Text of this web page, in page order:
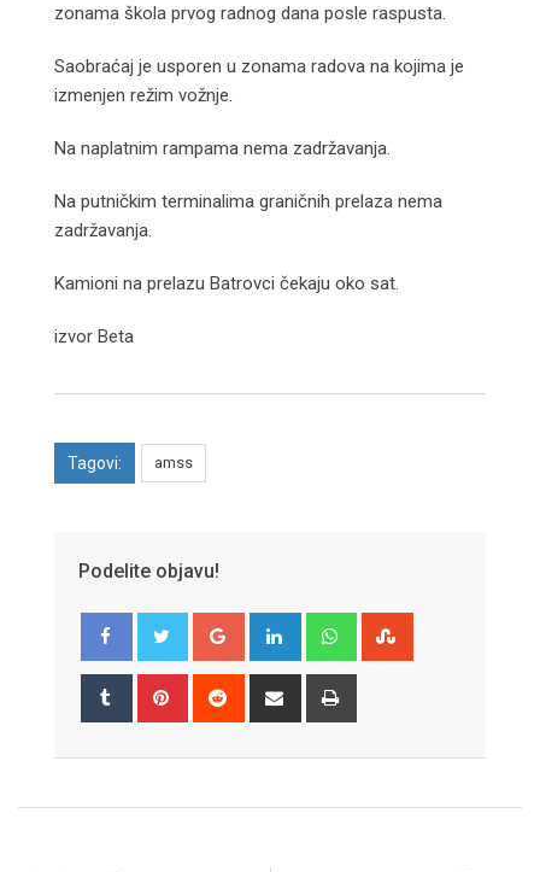
zonama škola prvog radnog dana posle raspusta.
Saobraćaj je usporen u zonama radova na kojima je
izmenjen režim vožnje.
Na naplatnim rampama nema zadržavanja.
Na putničkim terminalima graničnih prelaza nema
zadržavanja.
Kamioni na prelazu Batrovci čekaju oko sat.
izvor Beta
Tagovi: amss
Podelite objavu!
Google+ LinkedIn Whatsapp
Tumblr Pinterest Reddit
Share